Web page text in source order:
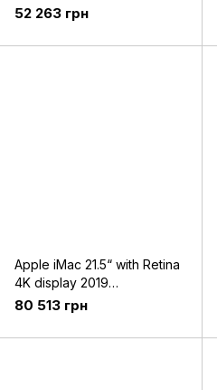
(Z0VX000NS)
52 263 грн
Apple iMac 21.5“ with Retina
4K display 2019
(Z0VX00017)
80 513 грн